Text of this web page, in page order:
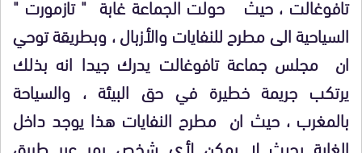
السياحية الى مطرح للنفايات والأزبال ، وبطريقة توحي
ان مجلس جماعة تافوغالت يدرك جيدا انه بذلك
يرتكب جريمة خطيرة في حق البيئة ، والسياحة
بالمغرب ، حيث ان مطرح النفايات هذا يوجد داخل